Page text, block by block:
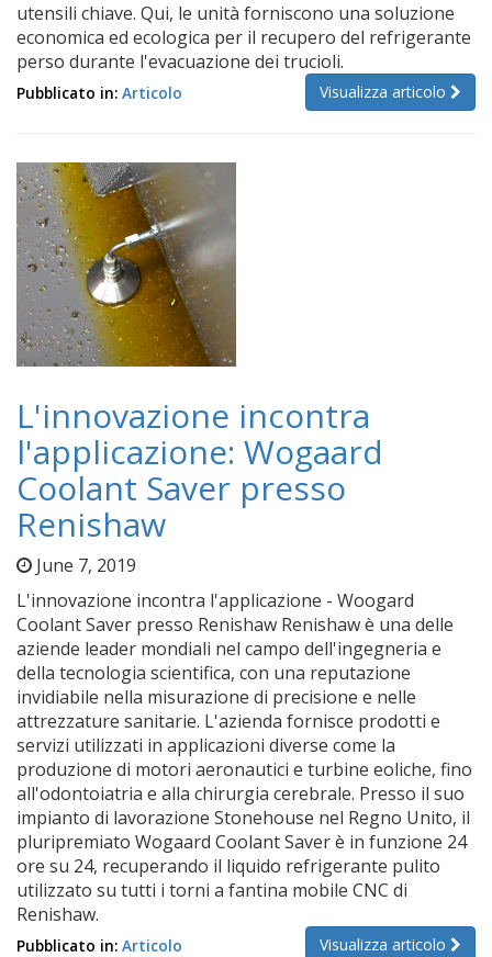
utensili chiave. Qui, le unità forniscono una soluzione
economica ed ecologica per il recupero del refrigerante
perso durante l'evacuazione dei trucioli.
Visualizza articolo
Pubblicato in: Articolo
L'innovazione incontra
l'applicazione: Wogaard
Coolant Saver presso
Renishaw
June 7, 2019
L'innovazione incontra l'applicazione - Woogard
Coolant Saver presso Renishaw Renishaw è una delle
aziende leader mondiali nel campo dell'ingegneria e
della tecnologia scientifica, con una reputazione
invidiabile nella misurazione di precisione e nelle
attrezzature sanitarie. L'azienda fornisce prodotti e
servizi utilizzati in applicazioni diverse come la
produzione di motori aeronautici e turbine eoliche, fino
all'odontoiatria e alla chirurgia cerebrale. Presso il suo
impianto di lavorazione Stonehouse nel Regno Unito, il
pluripremiato Wogaard Coolant Saver è in funzione 24
ore su 24, recuperando il liquido refrigerante pulito
utilizzato su tutti i torni a fantina mobile CNC di
Renishaw.
Visualizza articolo
Pubblicato in: Articolo